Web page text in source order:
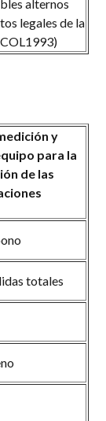
alternos
legales de la
y
para la
de las
totales